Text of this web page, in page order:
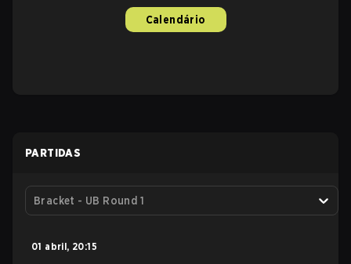
Calendário
PARTIDAS
Bracket - UB Round 1
01 abril, 20:15